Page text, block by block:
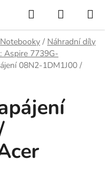
Hledat
KOŠÍK
Notebooky / Náhradní díly
Aspire 7739G-
08N2-1DM1J00 /